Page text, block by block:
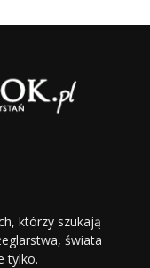
którzy szukają
świata
tylko.